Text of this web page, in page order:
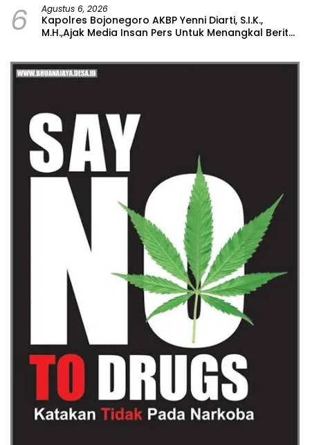
6 Agustus 6, 2026
Kapolres Bojonegoro AKBP Yenni Diarti, S.I.K.,
M.H.,Ajak Media Insan Pers Untuk Menangkal Berita